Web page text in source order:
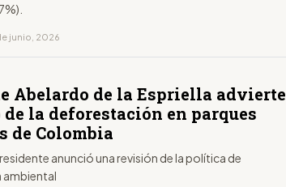
junio, 2026
Abelardo de la Espriella advierte
de la deforestación en parques
de Colombia
anunció una revisión de la política de
ambiental